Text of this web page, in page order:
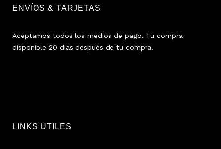
ENVÍOS & TARJETAS
Aceptamos todos los medios de pago. Tu compra
disponible 20 dias después de tu compra.
LINKS UTILES